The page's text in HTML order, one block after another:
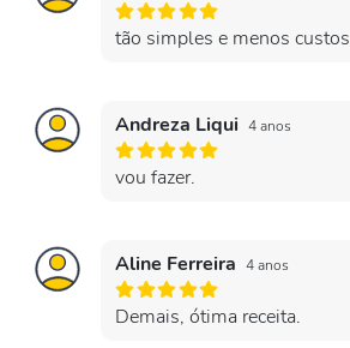
tão simples e menos custos
Andreza Liqui 4 anos
vou fazer.
Aline Ferreira 4 anos
Demais, ótima receita.